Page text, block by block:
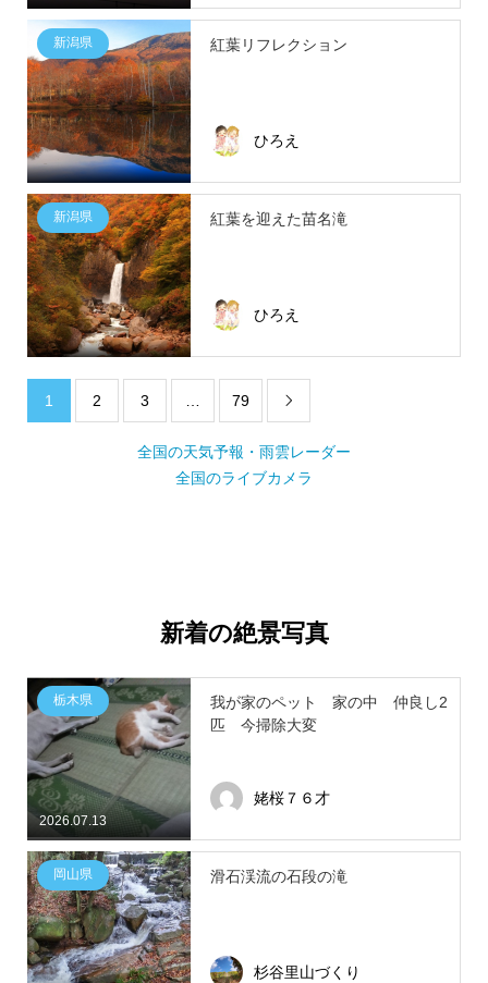
新潟県 紅葉リフレクション
ひろえ
新潟県 紅葉を迎えた苗名滝
ひろえ
1 2 3 79 
全国の天気予報・雨雲レーダー
全国のライブカメラ
新着の絶景写真
2026.07.13
栃木県
我が家のペット 家の中 仲良し2
匹 今掃除大変
姥桜７６才
岡山県 滑石渓流の石段の滝
杉谷里山づくり